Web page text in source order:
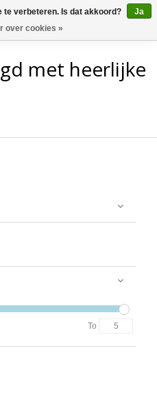
met heerlijke
To
te verbeteren. Is dat akkoord?
Ja
over cookies »